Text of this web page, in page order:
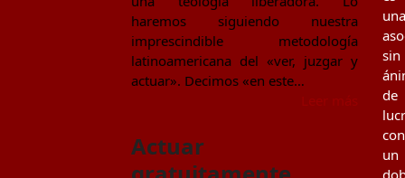
haremos siguiendo nuestra
imprescindible metodología
latinoamericana del «ver, juzgar y
actuar». Decimos «en este…
Actuar
una
sin
de
con
un